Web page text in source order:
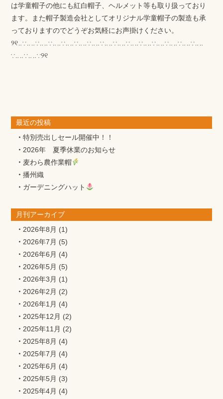
は学童帽子の他にも紅白帽子、ヘルメット等も取り扱っており
ます。また帽子製造会社としてオリジナル学童帽子の製造も承
っておりますのでどうぞお気軽にお声掛けください。
୨୧‥∵‥‥∵‥‥∵‥‥∵‥‥∵‥‥∵‥‥∵‥‥∵‥‥∵‥‥∵‥‥∵‥‥∵‥‥∵‥‥∵‥‥
∵‥‥∵‥‥∵୨୧
最近の投稿
特別売出しセール開催中！！
2026年 夏季休業のお知らせ
麦わら農作業帽
播州織
ガーデニングハット
月刊アーカイブ
2026年8月 (1)
2026年7月 (5)
2026年6月 (4)
2026年5月 (5)
2026年3月 (1)
2026年2月 (2)
2026年1月 (4)
2025年12月 (2)
2025年11月 (2)
2025年8月 (4)
2025年7月 (4)
2025年6月 (4)
2025年5月 (3)
2025年4月 (4)